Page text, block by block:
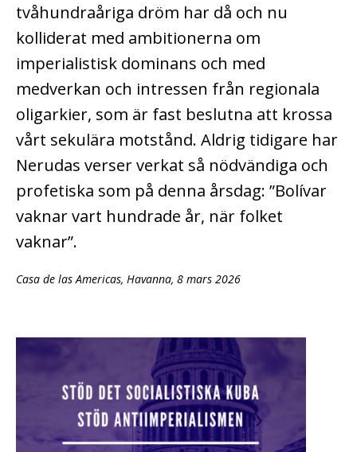
tvåhundraåriga dröm har då och nu
kolliderat med ambitionerna om
imperialistisk dominans och med
medverkan och intressen från regionala
oligarkier, som är fast beslutna att krossa
vårt sekulära motstånd. Aldrig tidigare har
Nerudas verser verkat så nödvändiga och
profetiska som på denna årsdag: ”Bolívar
vaknar vart hundrade år, när folket
vaknar”.
Casa de las Americas, Havanna, 8 mars 2026